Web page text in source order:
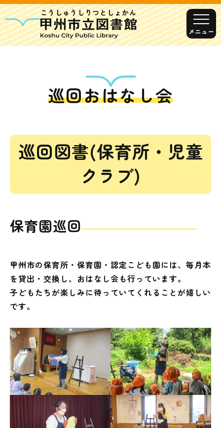
こうしゅうしりつとしょかん
メニュー
巡回おはなし会
巡回図書(保育所・児童
クラブ)
保育園巡回
甲州市の保育所・保育園・認定こども園には、毎月本
を貸出・交換し、おはなし会も行っています。
子どもたちが楽しみに待っていてくれることが嬉しい
です。
甲州市図書館について
塩山図書館
大和図書館
甘草屋敷子ども図書館
読書アニマシオン
図書館地図PDF
よくあるご質問
スポンサー企業
リンク集
利用案内
申請書ダウンロード